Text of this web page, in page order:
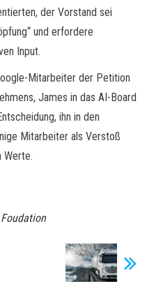
der Vorstand sei
und erfordere
Input.
Mitarbeiter der Petition
James in das AI-Board
ihn in den
Mitarbeiter als Verstoß
Werte.